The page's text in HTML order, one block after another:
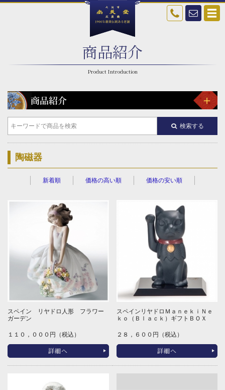
商品紹介
陶磁器
検索する
新着順 価格の高い順 価格の安い順
スペイン リヤドロ人形 フラワー
ガーデン
１１０，０００円（税込）
詳細へ
スペインリヤドロＭａｎｅｋｉＮｅ
ｋｏ（Ｂｌａｃｋ）ギフトＢＯＸ
２８，６００円（税込）
詳細へ